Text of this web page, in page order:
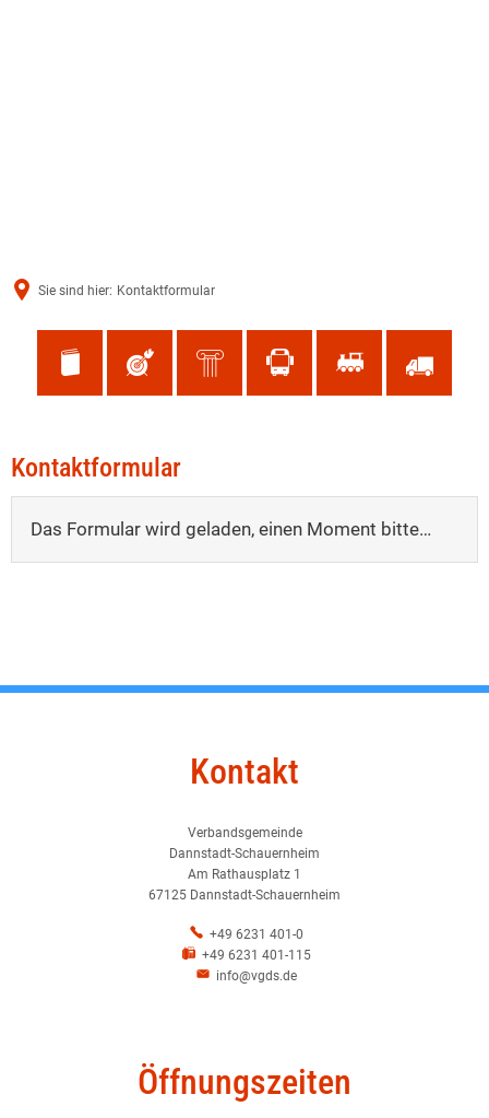
Sie sind hier: Kontaktformular
Kontaktformular
Das Formular wird geladen, einen Moment bitte…
Kontakt
Verbandsgemeinde
Dannstadt-Schauernheim
Am Rathausplatz 1
67125 Dannstadt-Schauernheim
+49 6231 401-0
+49 6231 401-115
info@vgds.de
Öffnungszeiten